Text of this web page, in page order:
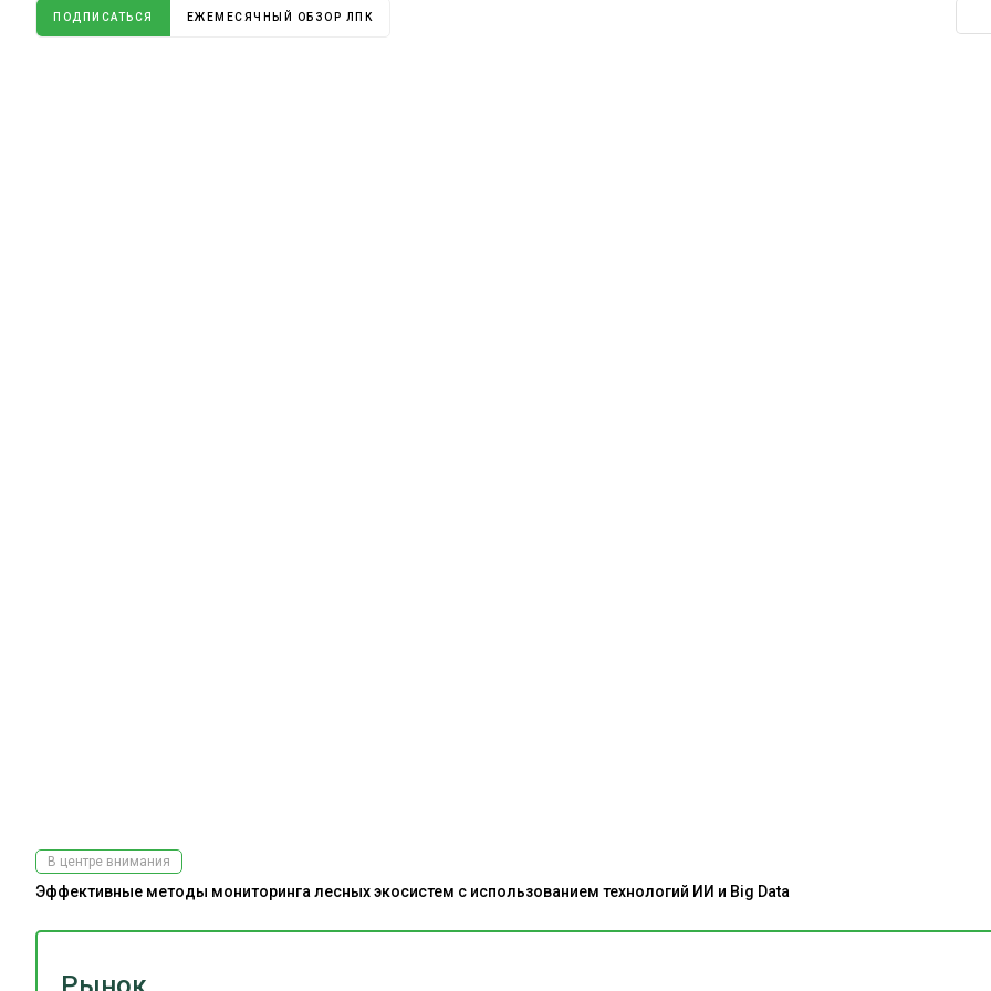
ПОДПИСАТЬСЯ ЕЖЕМЕСЯЧНЫЙ ОБЗОР ЛПК
В центре внимания
Эффективные методы мониторинга лесных экосистем с использованием технологий ИИ и Big Data